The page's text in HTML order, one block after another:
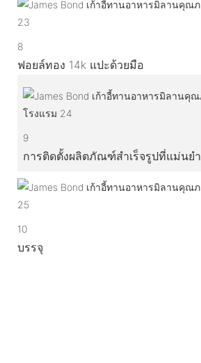
8
ฟอยล์ทอง 14k แปะด้วยมือ
9
การติดตั้งผลิตภัณฑ์สำเร็จรูปที่แม่นยำ
10
บรรจุ